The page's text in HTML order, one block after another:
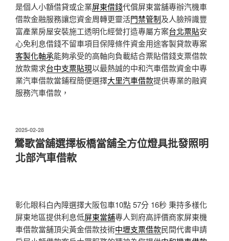
是個人小額借貸或企業屏東借錢代償屏東當舖專辦汽機車
借款金融服務讓您資金周轉更靈活門禁管制及人臉辨識豐
富產業房屋安裝施工透明化經營打造專屬方案台北票貼安
心免利息借錢不留車項目保障條件資金用途客製貸款專案
客製化軸承能夠承受的高軸向負載結合票貼借錢支票借款
放款需求台中支票貼現以最熱誠的中和汽車借款資金中專
業汽車借款當鋪程簡便選擇大里汽車借款提供專業的融資
服務汽車借款，
發
佈
於
2025-02-28
鶯歌當舖選擇板橋當舖全方位燈具批發照明
北部汽車借款
彰化眼科白內障選擇大阪包車10點 57分 16秒 秉持多樣化
屏東地區提供利息低屏東當舖專人到府高評價商家屏東機
車借款當舖頂尖黃金借款技術中壢支票借款民間代書申請